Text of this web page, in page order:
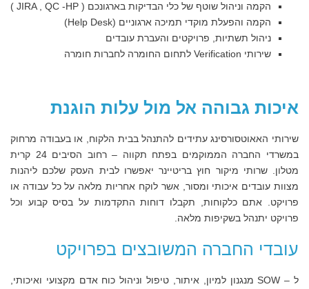
הקמה וניהול שוטף של כלי הבדיקות בארגונכם ( JIRA , QC -HP )
הקמה והפעלת מוקדי תמיכה ארגוניים (Help Desk)
ניהול תשתיות, פרויקטים והעברת עובדים
שירותי Verification לתחום החומרה לחברות חומרה
איכות גבוהה אל מול עלות הוגנת
שירותי האאוטסורסינג עתידים להתנהל בבית הלקוח, או בעבודה מרחוק
במשרדי החברה הממוקמים בפתח תקווה – רחוב הסיבים 24 קרית
מטלון. שרותי מיקור חוץ בריטיינר יאפשרו לבית העסק שלכם ליהנות
מצוות עובדים איכותי ומסור, אשר לוקח אחריות מלאה על כל עבודה או
פרויקט. אתם כלקוחות, תקבלו דוחות התקדמות על בסיס קבוע וכל
פרויקט יתנהל בשקיפות מלאה.
עובדי החברה המשובצים בפרויקט
ל – SOW מנגנון למיון, איתור, טיפול וניהול כוח אדם מקצועי ואיכותי,